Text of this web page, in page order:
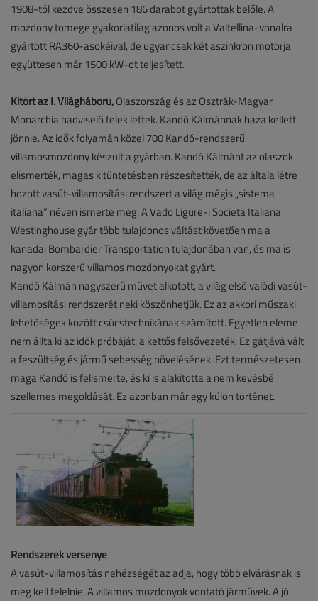
1908-tól kezdve összesen 186 darabot gyártottak belőle. A
mozdony tömege gyakorlatilag azonos volt a Valtellina-vonalra
gyártott RA360-asokéival, de ugyancsak két aszinkron motorja
együttesen már 1500 kW-ot teljesített.
Kitört az I. Világháború,Olaszország és az Osztrák-Magyar
Monarchia hadviselő felek lettek. Kandó Kálmánnak haza kellett
jönnie. Az idők folyamán közel 700 Kandó-rendszerű
villamosmozdony készült a gyárban. Kandó Kálmánt az olaszok
elismerték, magas kitüntetésben részesítették, de az általa létre
hozott vasút-villamosítási rendszert a világ mégis „sistema
italiana” néven ismerte meg. A Vado Ligure-i Societa Italiana
Westinghouse gyár több tulajdonos váltást követően ma a
kanadai Bombardier Transportation tulajdonában van, és ma is
nagyon korszerű villamos mozdonyokat gyárt.
Kandó Kálmán nagyszerű művet alkotott, a világ első valódi vasút-
villamosítási rendszerét neki köszönhetjük. Ez az akkori műszaki
lehetőségek között csúcstechnikának számított. Egyetlen eleme
nem állta ki az idők próbáját: a kettős felsővezeték. Ez gátjává vált
a feszültség és jármű sebesség növelésének. Ezt természetesen
maga Kandó is felismerte, és ki is alakította a nem kevésbé
szellemes megoldását. Ez azonban már egy külön történet.
Rendszerek versenye
A vasút-villamosítás nehézségét az adja, hogy több elvárásnak is
meg kell felelnie. A villamos mozdonyok vontató járművek. A jó